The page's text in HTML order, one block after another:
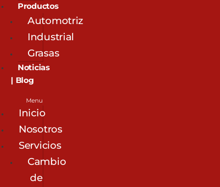
Productos
Automotriz
Industrial
Grasas
Noticias
| Blog
Menu
Inicio
Nosotros
Servicios
Cambio
de